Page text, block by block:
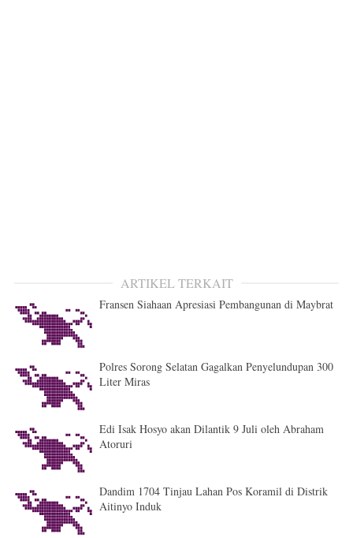
ARTIKEL TERKAIT
Fransen Siahaan Apresiasi Pembangunan di Maybrat
Polres Sorong Selatan Gagalkan Penyelundupan 300
Liter Miras
Edi Isak Hosyo akan Dilantik 9 Juli oleh Abraham
Atoruri
Dandim 1704 Tinjau Lahan Pos Koramil di Distrik
Aitinyo Induk